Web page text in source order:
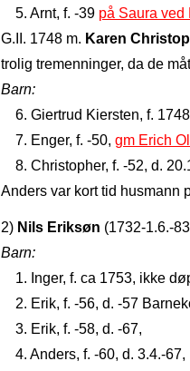
5. Arnt, f. ‑39 på Saura ved
G.II. 1748 m. Karen
trolig tre­menninger, da de
Barn:
6. Giertrud Kiersten, f.
7. Enger, f. ‑50, gm Erich
8. Christopher, f. ‑52, d.
Anders var kort tid husmann
2) Nils Eriksøn
Barn:
1. Inger, f. ca 1753, ikke
2. Erik, f. ‑56, d. ‑57
3. Erik, f. ‑58, d. ‑67,
4. Anders, f. ‑60, d. 3.4.‑67,